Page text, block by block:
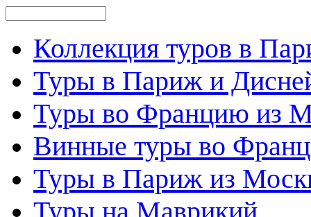
Коллекция туров в
Туры в Париж и
Туры во Францию из
Винные туры во
Туры в Париж из